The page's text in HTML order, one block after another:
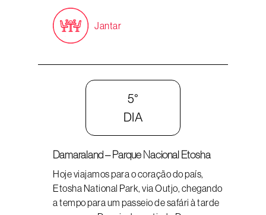
Jantar
5°
DIA
Damaraland – Parque Nacional Etosha
Hoje viajamos para o coração do país,
Etosha National Park, via Outjo, chegando
a tempo para um passeio de safári à tarde